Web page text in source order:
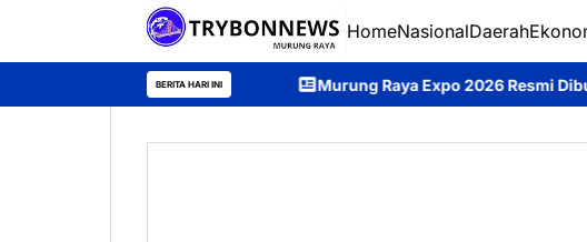
HomeNasionalDaerah
BERITA HARI INI
Murung Raya Expo 2026 Resmi Dibuka, Bupati